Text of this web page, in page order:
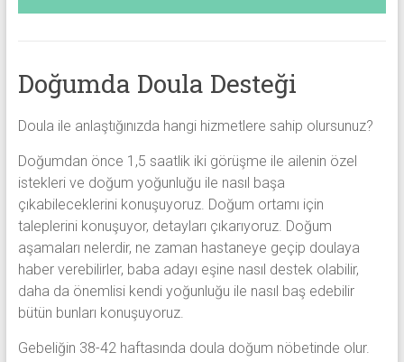
Doğumda Doula Desteği
Doula ile anlaştığınızda hangi hizmetlere sahip olursunuz?
Doğumdan önce 1,5 saatlik iki görüşme ile ailenin özel
istekleri ve doğum yoğunluğu ile nasıl başa
çıkabileceklerini konuşuyoruz. Doğum ortamı için
taleplerini konuşuyor, detayları çıkarıyoruz. Doğum
aşamaları nelerdir, ne zaman hastaneye geçip doulaya
haber verebilirler, baba adayı eşine nasıl destek olabilir,
daha da önemlisi kendi yoğunluğu ile nasıl baş edebilir
bütün bunları konuşuyoruz.
Gebeliğin 38-42 haftasında doula doğum nöbetinde olur.